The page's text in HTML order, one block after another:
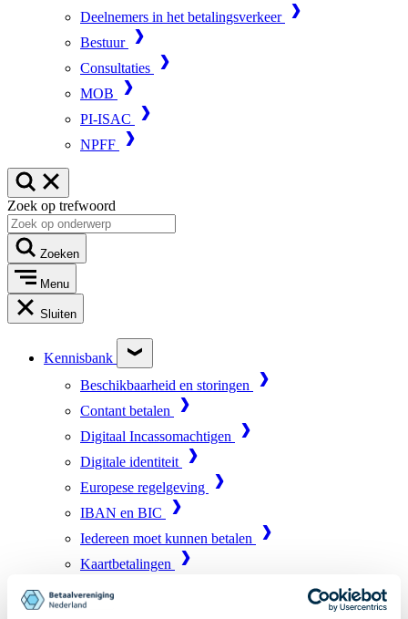
Deelnemers in het betalingsverkeer
Bestuur
Consultaties
MOB
PI-ISAC
NPFF
Zoek op trefwoord
Zoeken
Menu
Sluiten
Kennisbank
Beschikbaarheid en storingen
Contant betalen
Digitaal Incassomachtigen
Digitale identiteit
Europese regelgeving
IBAN en BIC
Iedereen moet kunnen betalen
Kaartbetalingen
Marktinfrastructuur